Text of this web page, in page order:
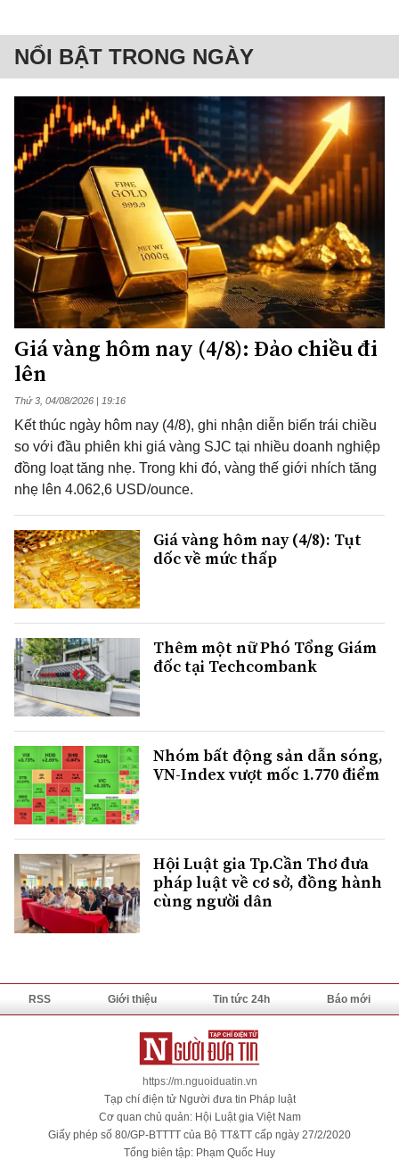
NỔI BẬT TRONG NGÀY
Giá vàng hôm nay (4/8): Đảo chiều đi
lên
Thứ 3, 04/08/2026 | 19:16
Kết thúc ngày hôm nay (4/8), ghi nhận diễn biến trái chiều
so với đầu phiên khi giá vàng SJC tại nhiều doanh nghiệp
đồng loạt tăng nhẹ. Trong khi đó, vàng thế giới nhích tăng
nhẹ lên 4.062,6 USD/ounce.
Giá vàng hôm nay (4/8): Tụt
dốc về mức thấp
Thêm một nữ Phó Tổng Giám
đốc tại Techcombank
Nhóm bất động sản dẫn sóng,
VN-Index vượt mốc 1.770 điểm
Hội Luật gia Tp.Cần Thơ đưa
pháp luật về cơ sở, đồng hành
cùng người dân
RSS Giới thiệu Tin tức 24h Báo mới
https://m.nguoiduatin.vn
Tạp chí điện tử Người đưa tin Pháp luật
Cơ quan chủ quản: Hội Luật gia Việt Nam
Giấy phép số 80/GP-BTTTT của Bộ TT&TT cấp ngày 27/2/2020
Tổng biên tập: Phạm Quốc Huy